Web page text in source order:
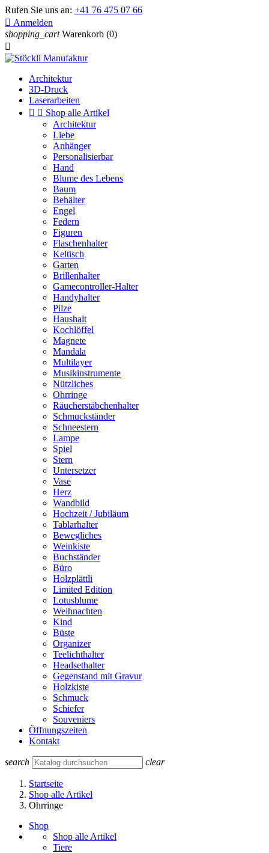
Rufen Sie uns an: +41 76 475 07 66
 Anmelden
shopping_cart Warenkorb (0)

Architektur
3D-Druck
Laserarbeiten
  Shop alle Artikel
Architektur
Liebe
Anhänger
Personalisierbar
Hand
Blume des Lebens
Baum
Behälter
Engel
Federn
Figuren
Flaschenhalter
Keltisch
Garten
Brillenhalter
Gamecontroller-Halter
Handyhalter
Pilze
Haushalt
Kochlöffel
Magnete
Mandala
Multilayer
Musikinstrumente
Nützliches
Ohrringe
Räucherstäbchenhalter
Schmuckständer
Schneestern
Lampe
Spiel
Stern
Untersetzer
Vase
Herz
Wandbild
Hochzeit / Jubiläum
Tablarhalter
Bewegliches
Weinkiste
Buchständer
Büro
Holzplättli
Limited Edition
Lotusblume
Weihnachten
Kind
Büste
Organizer
Teelichthalter
Headsethalter
Gegenstand mit Gravur
Holzkiste
Schmuck
Schiefer
Souveniers
Öffnungszeiten
Kontakt
search clear
Startseite
Shop alle Artikel
Ohrringe
Shop
Shop alle Artikel
Tiere